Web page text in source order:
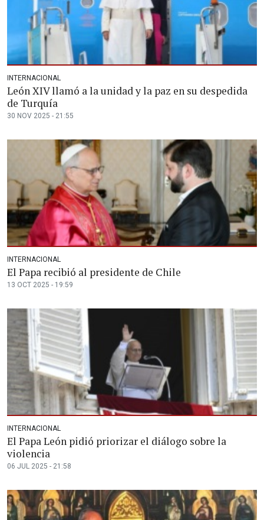
INTERNACIONAL
León XIV llamó a la unidad y la paz en su despedida
de Turquía
30 NOV 2025 - 21:55
INTERNACIONAL
El Papa recibió al presidente de Chile
13 OCT 2025 - 19:59
INTERNACIONAL
El Papa León pidió priorizar el diálogo sobre la
violencia
06 JUL 2025 - 21:58